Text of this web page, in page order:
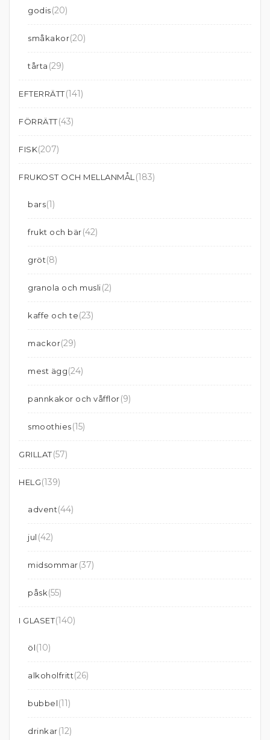
godis(20)
småkakor(20)
tårta (29)
EFTERRÄTT(141)
FÖRRÄTT(43)
FISK(207)
FRUKOST OCH MELLANMÅL (183)
bars(1)
frukt och bär(42)
gröt(8)
granola och musli(2)
kaffe och te(23)
mackor(29)
mest ägg(24)
pannkakor och våfflor(9)
smoothies(15)
GRILLAT(57)
HELG(139)
advent(44)
jul (42)
midsommar(37)
påsk(55)
I GLASET(140)
öl(10)
alkoholfritt(26)
bubbel(11)
drinkar(12)